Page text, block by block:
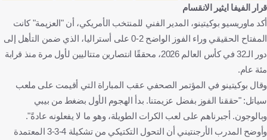
الولايات المتحدة الأمريكية ضد أستراليا
الولايات المتحدة الأمريكية
ماوريسيو بوتشيتينو
باراغواي
أستراليا
الولايات المتحدة الأرجنتين كرة قدم
قرار الفيفا ايثير الانقسام
أكد ماوريسيو بوكيتينو، المدير الفني للمنتخب الأمريكي، أن "العزيمة" كانت
المفتاح الحقيقي وراء الفوز الواضح 2-0 على أستراليا، الذي ضمن التأهل إلى
دور الـ32 في كأس العالم 2026، محققًا انتصارين متتاليين لأول مرة منذ قرابة
مئة عام.
وقال بوكيتينو في المؤتمر الصحفي عقب المباراة التي أقيمت على ملعب
سياتل: "حققنا الفوز بفضل عزيمتنا. بدأ الهجوم الأول بضغط من بيبي
وبالوجون. أجبرناهم على لعب الكرات الطويلة، وهو ما لا يفعلونه عادةً".
وأوضح المدرب الأرجنتيني أن التحول التكتيكي من تشكيلة 4-3-3 المعتمدة